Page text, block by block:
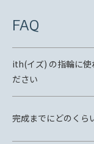
FAQ
ith(イズ) の指輪に使
ださい
完成までにどのくら